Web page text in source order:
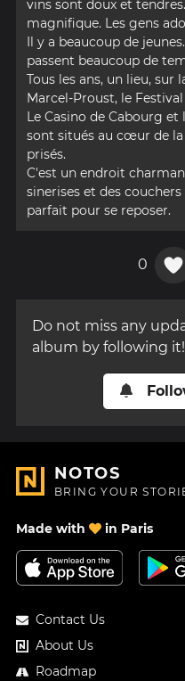
vins sont doux et
magnifique. Les gens
Il y a beaucoup de
passent beaucoup de
Tous les ans, un lieu, sur
Marcel-Proust, le
Le Casino de Cabourg
sont situés au cœur de
prisés.
C'est un endroit
sinerises et des
parfait pour se reposer.
0
Do not miss any
album by following it!
NOTOS
BRING YOUR
Made with in Paris
Contact Us
About Us
Roadmap